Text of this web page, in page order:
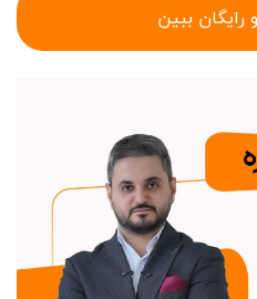
ببین